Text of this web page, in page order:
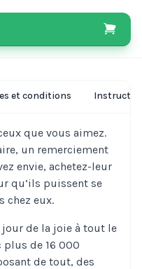
et conditions
que vous aimez.
un remerciement
envie, achetez-leur
qu’ils puissent se
chez eux.
de la joie à tout le
plus de 16 000
de tout, des